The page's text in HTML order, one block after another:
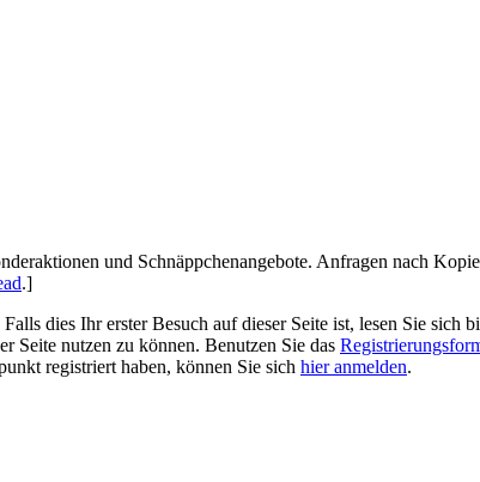
und Schnäppchenangebote. Anfragen nach
.]
dies Ihr erster Besuch auf dieser Seite ist, lesen Sie sich
Seite nutzen zu können. Benutzen Sie das
registriert haben, können Sie sich hier anmelden.